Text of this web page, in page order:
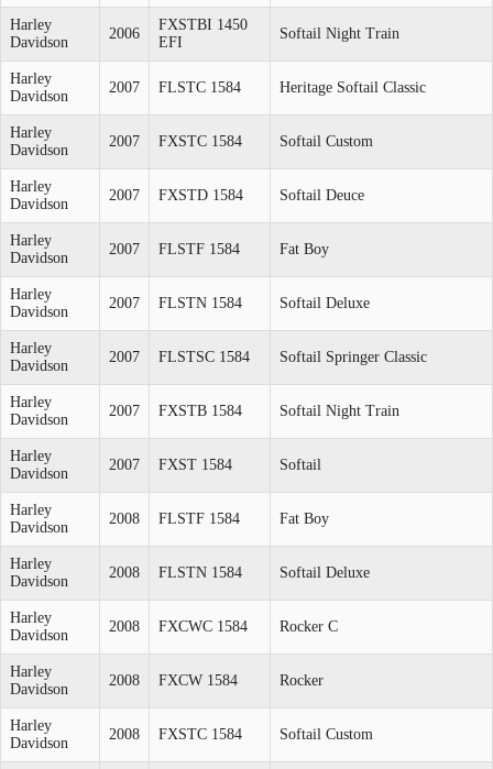
Harley
Davidson
2006
FXSTBI 1450
EFI
Softail Night Train
Harley
Davidson
2007 FLSTC 1584 Heritage Softail Classic
Harley
Davidson
2007 FXSTC 1584 Softail Custom
Harley
Davidson
2007 FXSTD 1584 Softail Deuce
Harley
Davidson
2007 FLSTF 1584 Fat Boy
Harley
Davidson
2007 FLSTN 1584 Softail Deluxe
Harley
Davidson
2007 FLSTSC 1584 Softail Springer Classic
Harley
Davidson
2007 FXSTB 1584 Softail Night Train
Harley
Davidson
2007 FXST 1584 Softail
Harley
Davidson
2008 FLSTF 1584 Fat Boy
Harley
Davidson
2008 FLSTN 1584 Softail Deluxe
Harley
Davidson
2008 FXCWC 1584 Rocker C
Harley
Davidson
2008 FXCW 1584 Rocker
Harley
Davidson
2008 FXSTC 1584 Softail Custom